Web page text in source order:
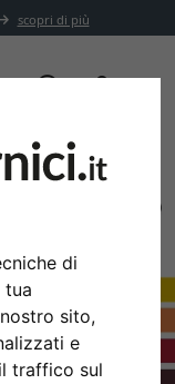
di
tua
sito,
e
traffico sul
scopri di più